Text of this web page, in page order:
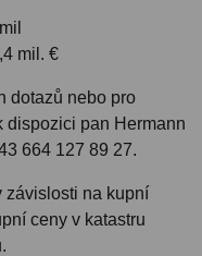
mil. €
dotazů nebo pro
dispozici pan Hermann
664 127 89 27.
závislosti na kupní
ceny v katastru